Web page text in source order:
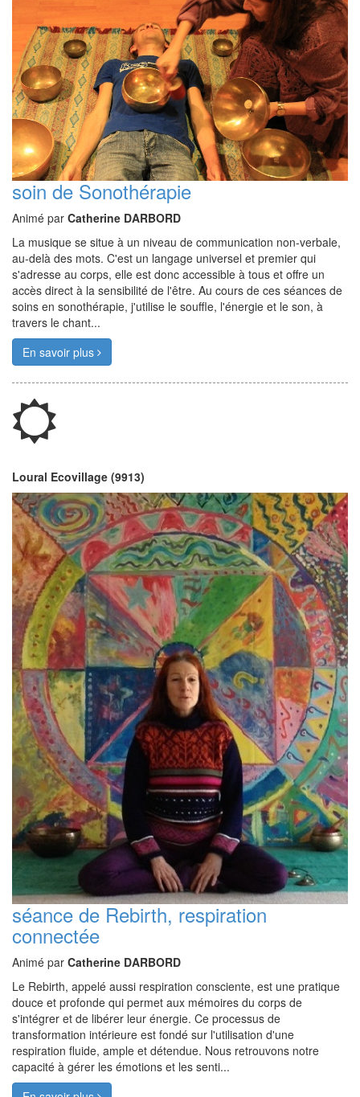
soin de Sonothérapie
Animé par Catherine DARBORD
La musique se situe à un niveau de communication non-verbale,
au-delà des mots. C'est un langage universel et premier qui
s'adresse au corps, elle est donc accessible à tous et offre un
accès direct à la sensibilité de l'être. Au cours de ces séances de
soins en sonothérapie, j'utilise le souffle, l'énergie et le son, à
travers le chant...
En savoir plus
Loural Ecovillage (9913)
séance de Rebirth, respiration
connectée
Animé par Catherine DARBORD
Le Rebirth, appelé aussi respiration consciente, est une pratique
douce et profonde qui permet aux mémoires du corps de
s'intégrer et de libérer leur énergie. Ce processus de
transformation intérieure est fondé sur l'utilisation d'une
respiration fluide, ample et détendue. Nous retrouvons notre
capacité à gérer les émotions et les senti...